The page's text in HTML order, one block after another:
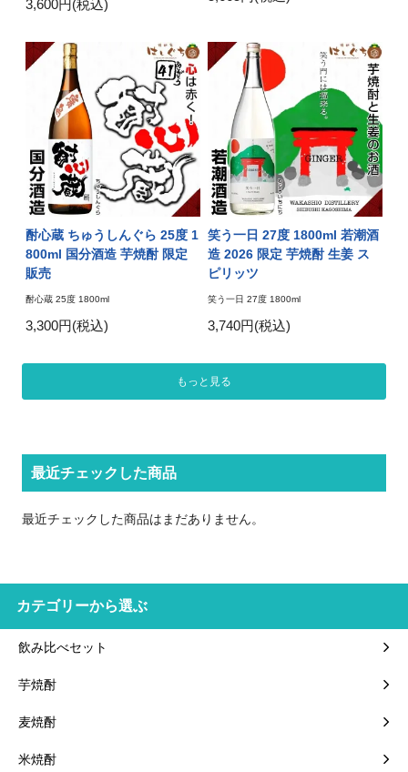
3,600円(税込)
酎心蔵 ちゅうしんぐら 25度 1
800ml 国分酒造 芋焼酎 限定
販売
酎心蔵 25度 1800ml
3,300円(税込)
笑う一日 27度 1800ml 若潮酒
造 2026 限定 芋焼酎 生姜 ス
ピリッツ
笑う一日 27度 1800ml
3,740円(税込)
もっと見る
最近チェックした商品
最近チェックした商品はまだありません。
カテゴリーから選ぶ
飲み比べセット
芋焼酎
麦焼酎
米焼酎